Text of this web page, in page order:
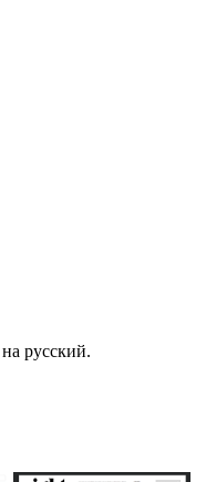
русский.